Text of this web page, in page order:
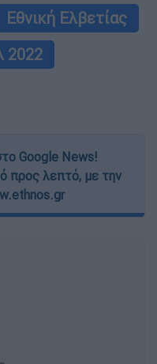
Εθνική Ελβετίας
2022
Google News!
προς λεπτό, με την